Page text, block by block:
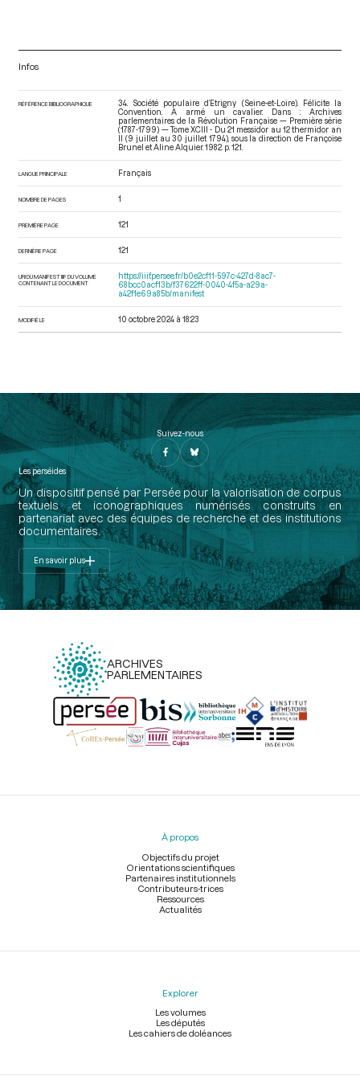
Infos
RÉFÉRENCE BIBLIOGRAPHIQUE
34. Société populaire d’Etrigny (Seine-et-Loire). Félicite la
Convention. A armé un cavalier. Dans : Archives
parlementaires de la Révolution Française — Première série
(1787-1799) — Tome XCIII - Du 21 messidor au 12 thermidor an
II (9 juillet au 30 juillet 1794), sous la direction de Françoise
Brunel et Aline Alquier. 1982. p. 121.
LANGUE PRINCIPALE Français
NOMBRE DE PAGES 1
PREMIÈRE PAGE 121
DERNIÈRE PAGE 121
URI DU MANIFEST IIIF DU VOLUME
CONTENANT LE DOCUMENT
https://iiif.persee.fr/b0e2cf11-597c-427d-8ac7-
68bcc0acf13b/f37622ff-0040-4f5a-a29a-
a42f1e69a85b/manifest
MODIFIÉ LE 10 octobre 2024 à 18:23
Suivez-nous
Les perséides
Un dispositif pensé par Persée pour la valorisation de corpus
textuels et iconographiques numérisés construits en
partenariat avec des équipes de recherche et des institutions
documentaires.
En savoir plus
ARCHIVES
PARLEMENTAIRES
Menu
À propos
Objectifs du projet
Orientations scientifiques
Partenaires institutionnels
Contributeurs-trices
Ressources
Actualités
Explorer
Les volumes
Les députés
Les cahiers de doléances